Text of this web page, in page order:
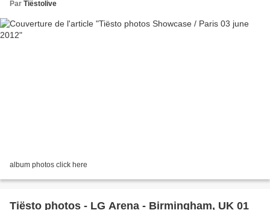
Par Tiëstolive
album photos click here
Tiësto photos - LG Arena - Birmingham, UK 01